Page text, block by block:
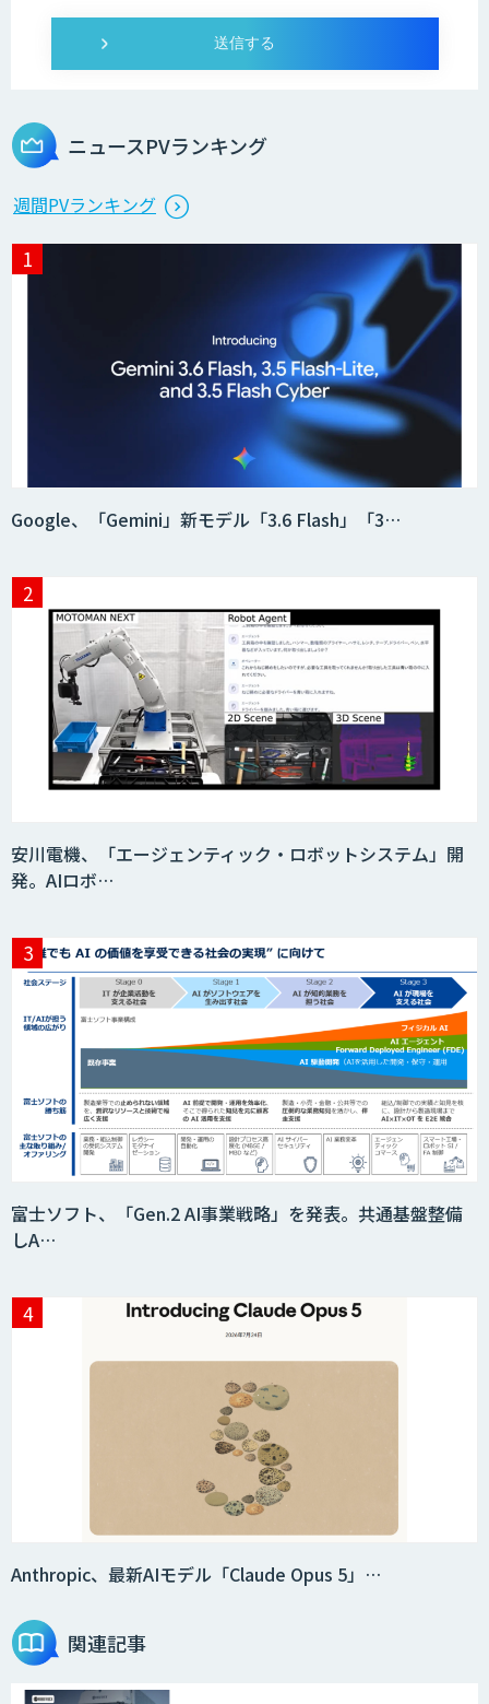
ニュースPVランキング
週間PVランキング
Google、「Gemini」新モデル「3.6 Flash」「3…
安川電機、「エージェンティック・ロボットシステム」開
発。AIロボ…
富士ソフト、「Gen.2 AI事業戦略」を発表。共通基盤整備
しA…
Anthropic、最新AIモデル「Claude Opus 5」…
関連記事